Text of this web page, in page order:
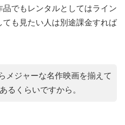
品でもレンタルとしてはライン
も見たい人は別途課金すれば
メジャーな名作映画を揃えて
るくらいですから。